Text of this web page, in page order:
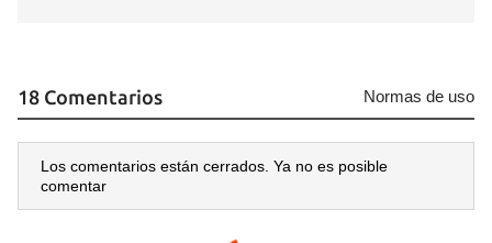
18 Comentarios Normas de uso
Los comentarios están cerrados. Ya no es posible
comentar